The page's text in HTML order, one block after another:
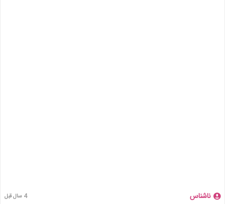
ناشناس 4 سال قبل